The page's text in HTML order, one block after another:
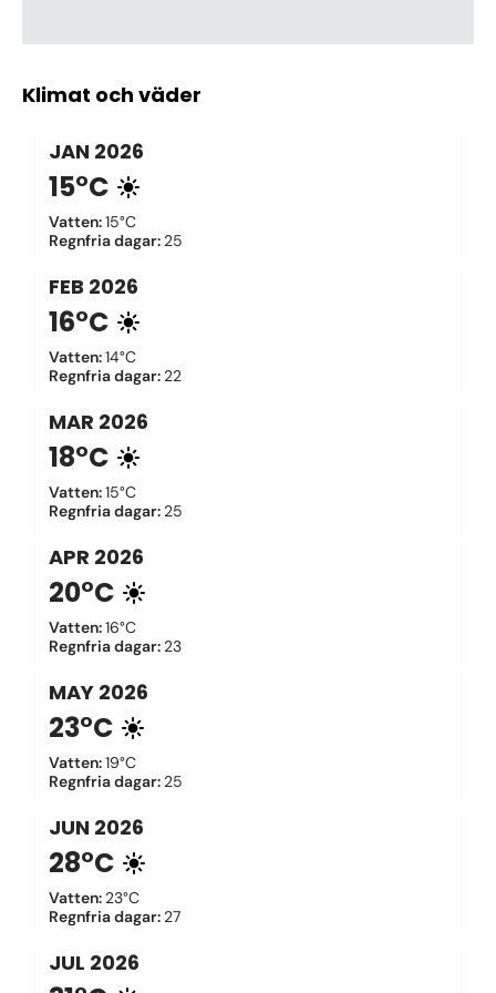
Klimat och väder
JAN 2026
15°C
Vatten:15°C
Regnfria dagar: 25
FEB 2026
16°C
Vatten:14°C
Regnfria dagar: 22
MAR 2026
18°C
Vatten:15°C
Regnfria dagar: 25
APR 2026
20°C
Vatten:16°C
Regnfria dagar: 23
MAY 2026
23°C
Vatten:19°C
Regnfria dagar: 25
JUN 2026
28°C
Vatten: 23°C
Regnfria dagar: 27
JUL 2026